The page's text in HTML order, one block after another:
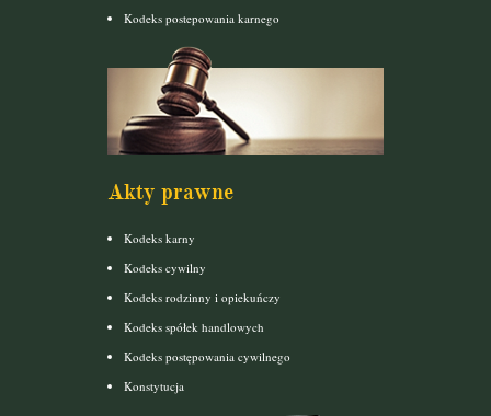
Kodeks postepowania karnego
Akty prawne
Kodeks karny
Kodeks cywilny
Kodeks rodzinny i opiekuńczy
Kodeks spółek handlowych
Kodeks postępowania cywilnego
Konstytucja